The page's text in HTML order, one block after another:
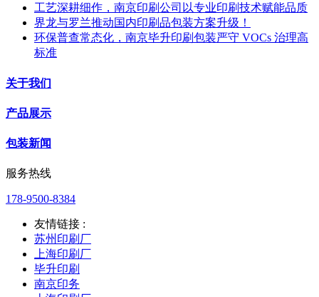
工艺深耕细作，南京印刷公司以专业印刷技术赋能品质
界龙与罗兰推动国内印刷品包装方案升级！
环保普查常态化，南京毕升印刷包装严守 VOCs 治理高
标准
关于我们
产品展示
包装新闻
服务热线
178-9500-8384
友情链接 :
苏州印刷厂
上海印刷厂
毕升印刷
南京印务